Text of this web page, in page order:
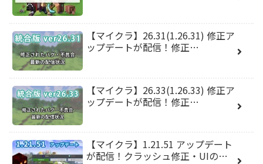
【マイクラ】26.31(1.26.31) 修正ア
ップデートが配信！修正…
【マイクラ】26.33(1.26.33) 修正ア
ップデートが配信！修正…
【マイクラ】1.21.51 アップデート
が配信！クラッシュ修正・UIの…